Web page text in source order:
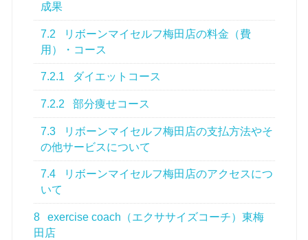
成果
7.2
リボーンマイセルフ梅田店の料金（費
用）・コース
7.2.1 ダイエットコース
7.2.2 部分痩せコース
7.3
リボーンマイセルフ梅田店の支払方法やそ
の他サービスについて
7.4
リボーンマイセルフ梅田店のアクセスにつ
いて
8
exercise coach（エクササイズコーチ）東梅
田店